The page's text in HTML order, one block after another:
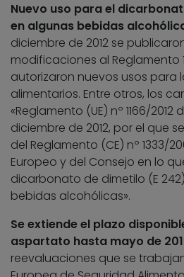
Nuevo uso para el
en algunas bebidas
diciembre de 2012 se
modificaciones al Reglamento
autorizaron nuevos usos para
alimentarios. Entre otros, los
«Reglamento (UE) nº 1166/
diciembre de 2012, por el que
del Reglamento (CE) nº 1333/
Europeo y del Consejo en lo
dicarbonato de dimetilo (E
bebidas alcohólicas».
Se extiende el plazo
aspartato hasta mayo de
reevaluaciones que se